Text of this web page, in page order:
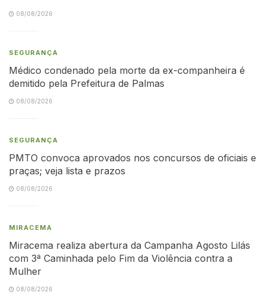
08/08/2026
SEGURANÇA
Médico condenado pela morte da ex-companheira é
demitido pela Prefeitura de Palmas
08/08/2026
SEGURANÇA
PMTO convoca aprovados nos concursos de oficiais e
praças; veja lista e prazos
08/08/2026
MIRACEMA
Miracema realiza abertura da Campanha Agosto Lilás
com 3ª Caminhada pelo Fim da Violência contra a
Mulher
08/08/2026